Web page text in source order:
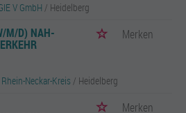
V GmbH / Heidelberg
M/D) NAH- Merken
Neckar-Kreis / Heidelberg
Merken